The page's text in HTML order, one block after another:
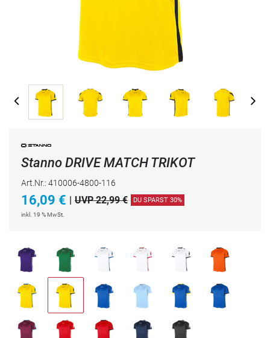
Stanno DRIVE MATCH TRIKOT
Art.Nr.: 410006-4800-116
16,09 € | UVP 22,99 € DU SPARST 30%
inkl. 19 % MwSt.